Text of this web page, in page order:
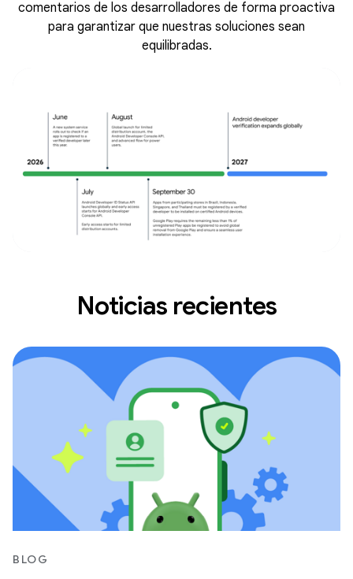
comentarios de los desarrolladores de forma proactiva
para garantizar que nuestras soluciones sean
equilibradas.
Noticias recientes
BLOG